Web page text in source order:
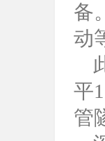
备
动
平
管